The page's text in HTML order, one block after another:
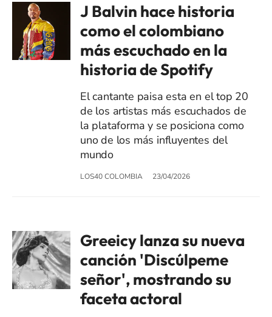
J Balvin hace historia
como el colombiano
más escuchado en la
historia de Spotify
El cantante paisa esta en el top 20
de los artistas más escuchados de
la plataforma y se posiciona como
uno de los más influyentes del
mundo
LOS40 COLOMBIA 23/04/2026
Greeicy lanza su nueva
canción 'Discúlpeme
señor', mostrando su
faceta actoral